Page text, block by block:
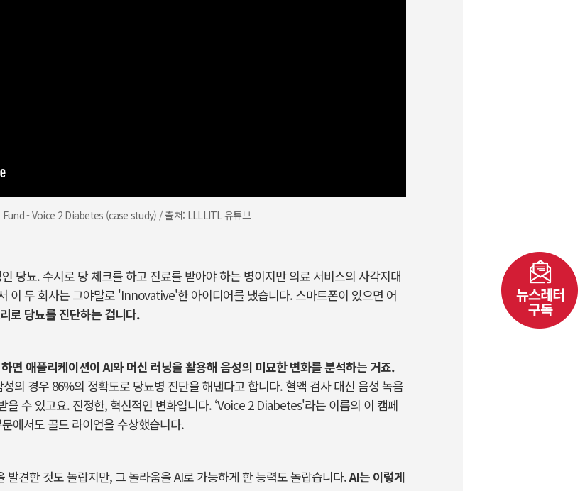
Fund - Voice 2 Diabetes (case study) / 출처: LLLLITL 유튜브
당뇨.수시로 당 체크를 하고 진료를 받아야 하는 병이지만 의료 서비스의 사각지대
이 두 회사는 그야말로 'Innovative'한 아이디어를 냈습니다. 스마트폰이 있으면 어
로 당뇨를 진단하는 겁니다.
면 애플리케이션이 AI와 머신 러닝을 활용해 음성의 미묘한 변화를 분석하는 거죠.
의 경우 86%의 정확도로 당뇨병 진단을 해낸다고 합니다. 혈액 검사 대신 음성 녹음
을 수 있고요. 진정한, 혁신적인 변화입니다. ‘Voice 2 Diabetes'라는 이름의 이 캠페
에서도 골드 라이언을 수상했습니다.
견한 것도 놀랍지만, 그 놀라움을 AI로 가능하게 한 능력도 놀랍습니다.AI는 이렇게